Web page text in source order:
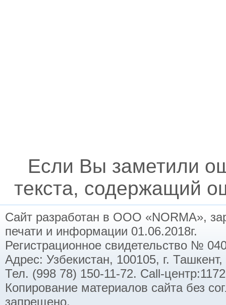
Если Вы заметили
текста, содержащий
Сайт разработан в ООО «NORMA»,
печати и информации 01.06.2018г.
Регистрационное свидетельство №
Адрес: Узбекистан, 100105, г.
Тел. (998 78) 150-11-72. Call-
Копирование материалов сайта без
запрещено.